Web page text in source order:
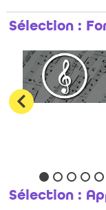
Sélection :
Sélection :